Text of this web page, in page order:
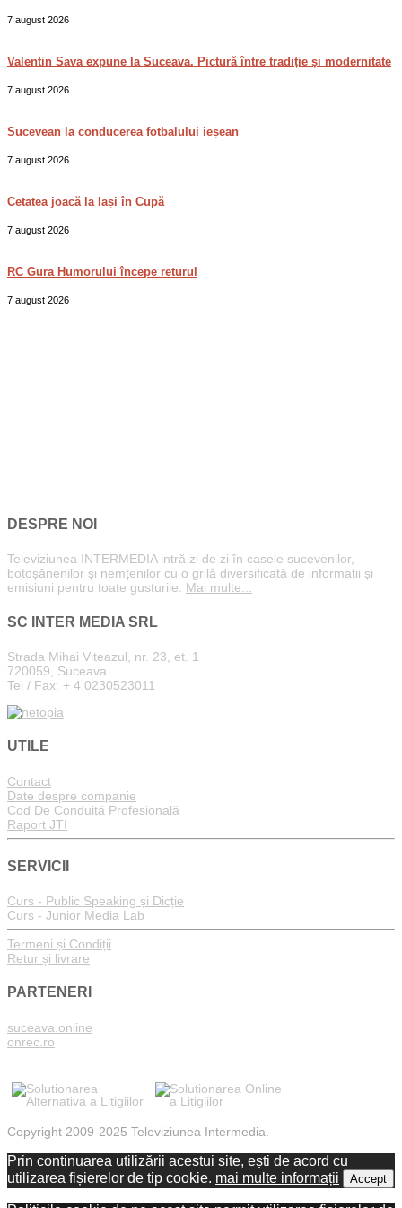
7 august 2026
Valentin Sava expune la Suceava. Pictură între tradiție și modernitate
7 august 2026
Sucevean la conducerea fotbalului ieșean
7 august 2026
Cetatea joacă la Iași în Cupă
7 august 2026
RC Gura Humorului începe returul
7 august 2026
DESPRE NOI
Televiziunea INTERMEDIA intră zi de zi în casele sucevenilor,
botoșănenilor și nemțenilor cu o grilă diversificată de informații și
emisiuni pentru toate gusturile. Mai multe...
SC INTER MEDIA SRL
Strada Mihai Viteazul, nr. 23, et. 1
720059, Suceava
Tel / Fax: + 4 0230523011
UTILE
Contact
Date despre companie
Cod De Conduită Profesională
Raport JTI
SERVICII
Curs - Public Speaking și Dicție
Curs - Junior Media Lab
Termeni și Condiții
Retur și livrare
PARTENERI
suceava.online
onrec.ro
Copyright 2009-2025 Televiziunea Intermedia.
Prin continuarea utilizării acestui site, ești de acord cu
utilizarea fișierelor de tip cookie. mai multe informații Accept